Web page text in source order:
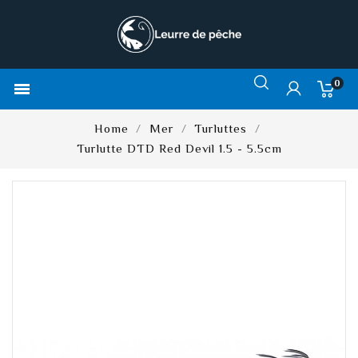
 0
Home Mer
Turluttes
Turlutte DTD Red Devil 1.5 - 5.5cm